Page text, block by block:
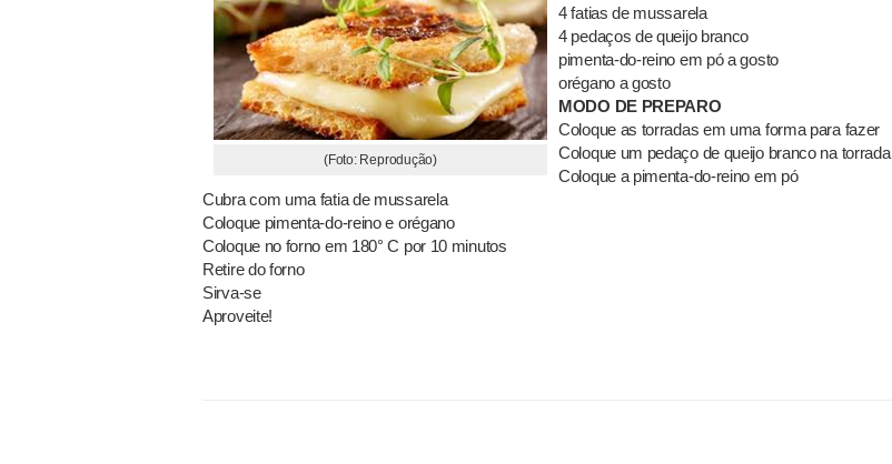
(Foto: Reprodução)
4 fatias de mussarela
4 pedaços de queijo branco
pimenta-do-reino em pó a gosto
orégano a gosto
MODO DE PREPARO
Coloque as torradas em uma forma para fazer
Coloque um pedaço de queijo branco na torrada
Coloque a pimenta-do-reino em pó
Cubra com uma fatia de mussarela
Coloque pimenta-do-reino e orégano
Coloque no forno em 180° C por 10 minutos
Retire do forno
Sirva-se
Aproveite!